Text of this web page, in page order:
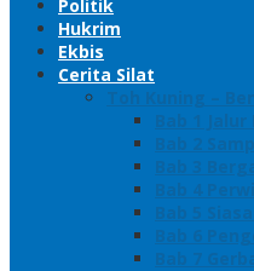
Politik
Hukrim
Ekbis
Cerita Silat
Toh Kuning –
Bab 1
Bab 2
Bab 3
Bab 4
Bab 5
Bab 6
Bab 7